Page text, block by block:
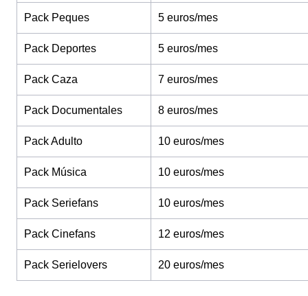
Pack Peques 5 euros/mes
Pack Deportes 5 euros/mes
Pack Caza 7 euros/mes
Pack Documentales 8 euros/mes
Pack Adulto 10 euros/mes
Pack Música 10 euros/mes
Pack Seriefans 10 euros/mes
Pack Cinefans 12 euros/mes
Pack Serielovers 20 euros/mes